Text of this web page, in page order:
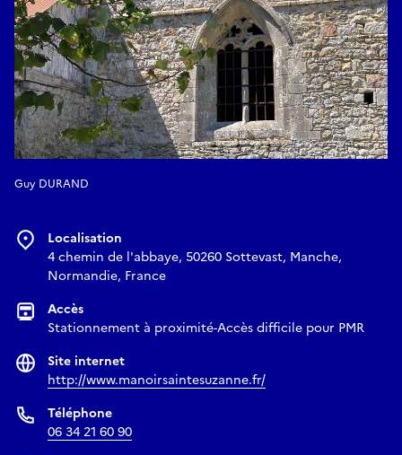
Guy DURAND
Localisation
4 chemin de l'abbaye, 50260 Sottevast, Manche,
Normandie, France
Accès
Stationnement à proximité-Accès difficile pour PMR
Site internet
http://www.manoirsaintesuzanne.fr/
Téléphone
06 34 21 60 90